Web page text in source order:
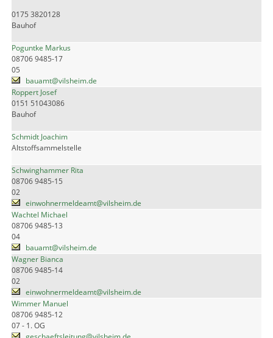
0175 3820128
Bauhof
Poguntke Markus
08706 9485-17
05
bauamt@vilsheim.de
Roppert Josef
0151 51043086
Bauhof
Schmidt Joachim
Altstoffsammelstelle
Schwinghammer Rita
08706 9485-15
02
einwohnermeldeamt@vilsheim.de
Wachtel Michael
08706 9485-13
04
bauamt@vilsheim.de
Wagner Bianca
08706 9485-14
02
einwohnermeldeamt@vilsheim.de
Wimmer Manuel
08706 9485-12
07 - 1. OG